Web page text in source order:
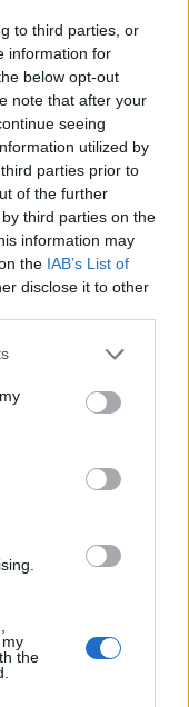
to third parties, or
information for
below opt-out
note that after your
seeing
utilized by
parties prior to
of the further
third parties on the
information may
the IAB’s List of
disclose it to other
or more Google
You may click to
party tags to
in below Google
the